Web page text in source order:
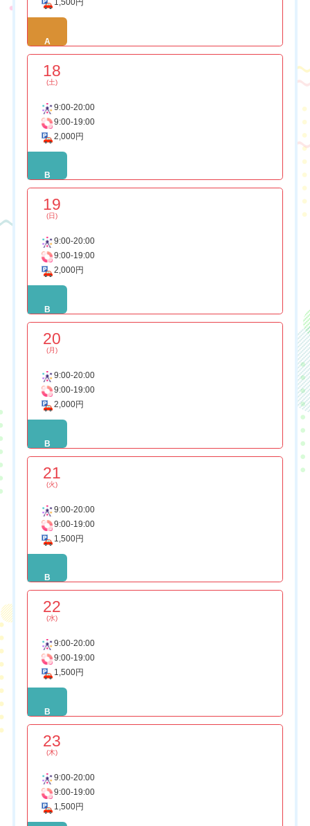
1,500円
A
18
(土)
9:00-20:00
9:00-19:00
2,000円
B
19
(日)
9:00-20:00
9:00-19:00
2,000円
B
20
(月)
9:00-20:00
9:00-19:00
2,000円
B
21
(火)
9:00-20:00
9:00-19:00
1,500円
B
22
(水)
9:00-20:00
9:00-19:00
1,500円
B
23
(木)
9:00-20:00
9:00-19:00
1,500円